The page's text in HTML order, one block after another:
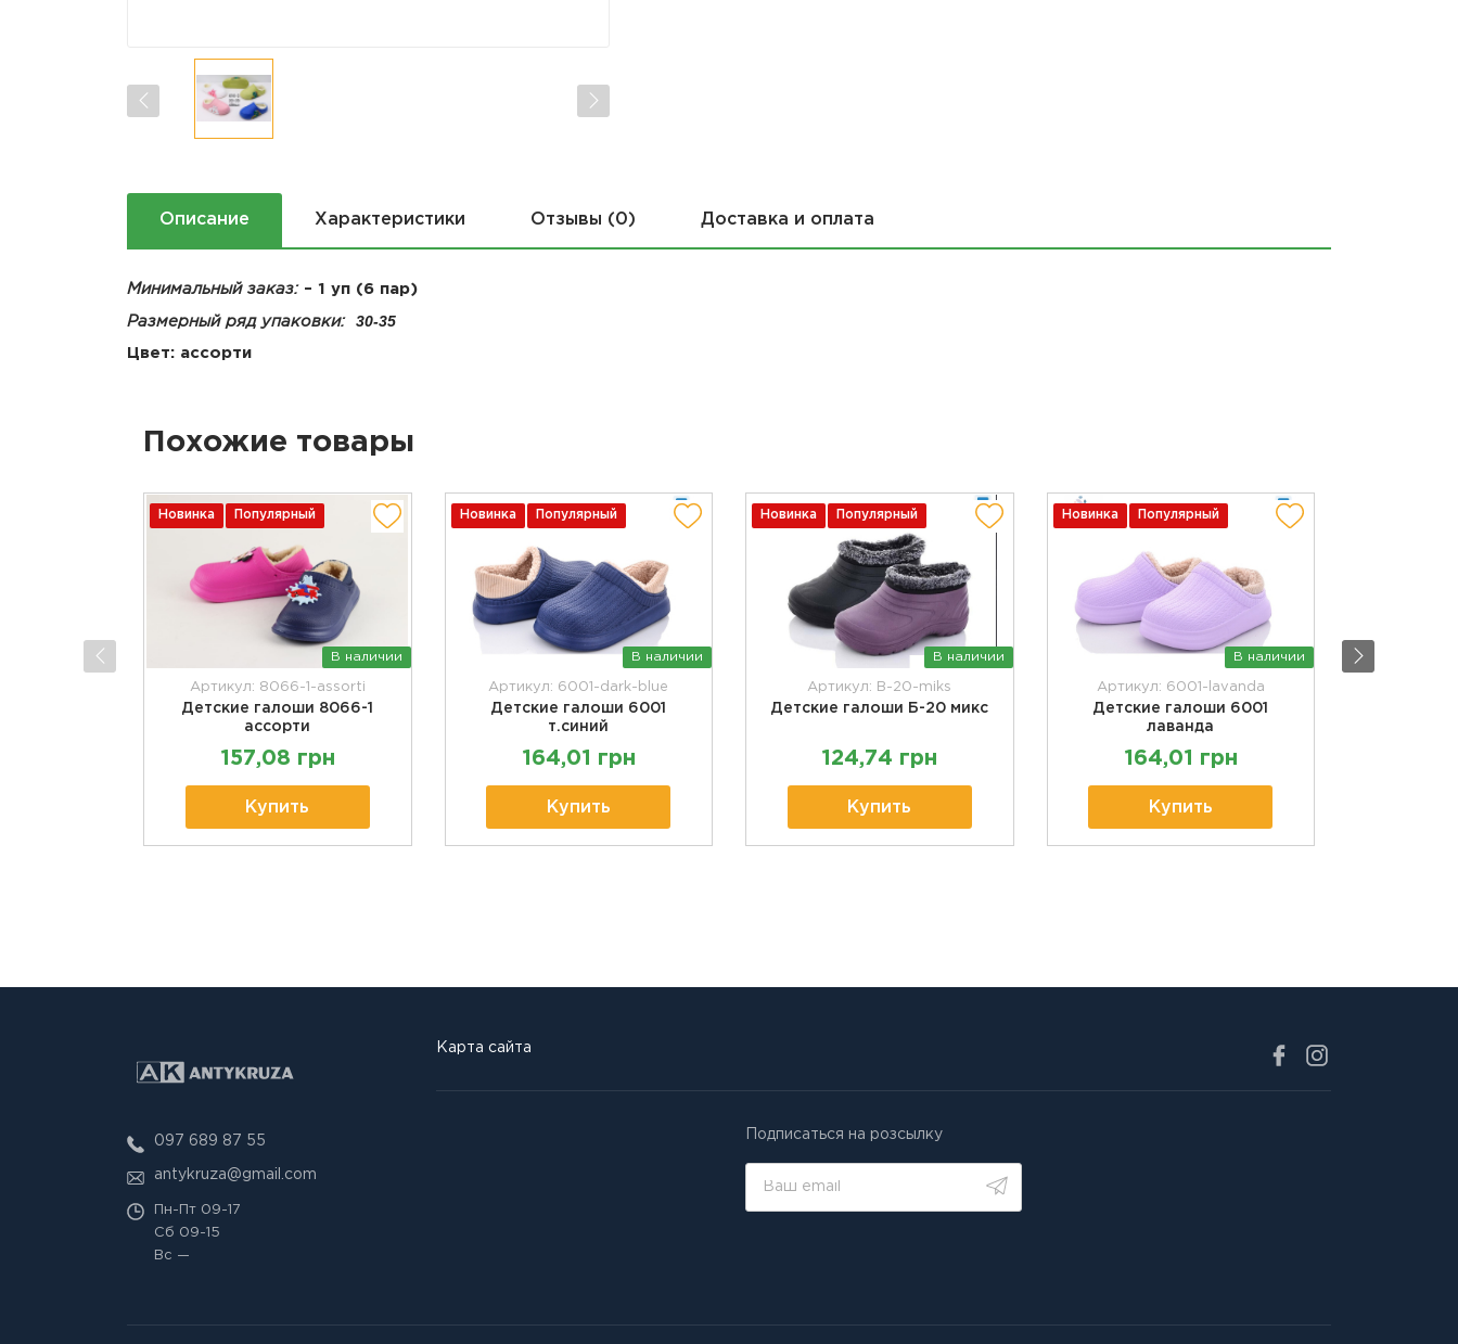
Описание Характеристики Отзывы (0) Доставка и оплата
Минимальный заказ:– 1 уп (6 пар)
Размерный ряд упаковки: 30-35
Цвет: ассорти
Похожие товары
Новинка Популярный
В наличии
Артикул: 8066-1-assorti
Детские галоши 8066-1
ассорти
157,08 грн
Купить
Новинка Популярный
В наличии
Артикул: 6001-dark-blue
Детские галоши 6001
т.синий
164,01 грн
Купить
Новинка Популярный
В наличии
Артикул: B-20-miks
Детские галоши Б-20 микс
124,74 грн
Купить
Новинка Популярный
В наличии
Артикул: 6001-lavanda
Детские галоши 6001
лаванда
164,01 грн
Купить
097 689 87 55
antykruza@gmail.com
Пн-Пт 09-17
Сб 09-15
Вс —
Карта сайта
Подписаться на розсылку